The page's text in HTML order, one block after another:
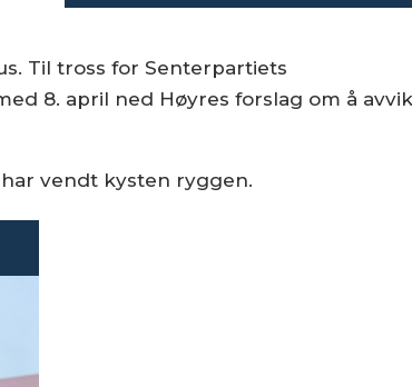
Til tross for Senterpartiets
8. april ned Høyres forslag om å
vendt kysten ryggen.